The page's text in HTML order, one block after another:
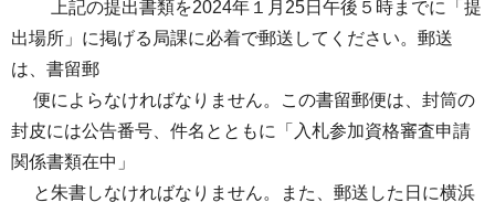
上記の提出書類を2024年１月25日午後５時までに「提
出場所」に掲げる局課に必着で郵送してください。郵送
は、書留郵
便によらなければなりません。この書留郵便は、封筒の
封皮には公告番号、件名とともに「入札参加資格審査申請
関係書類在中」
と朱書しなければなりません。また、郵送した日に横浜